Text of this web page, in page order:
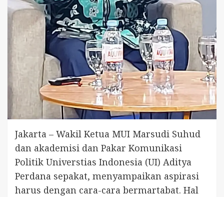
Jakarta – Wakil Ketua MUI Marsudi Suhud
dan akademisi dan Pakar Komunikasi
Politik Universtias Indonesia (UI) Aditya
Perdana sepakat, menyampaikan aspirasi
harus dengan cara-cara bermartabat. Hal